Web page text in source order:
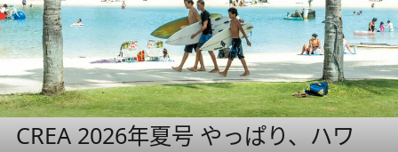
CREA 2026年夏号 やっぱり、ハワ